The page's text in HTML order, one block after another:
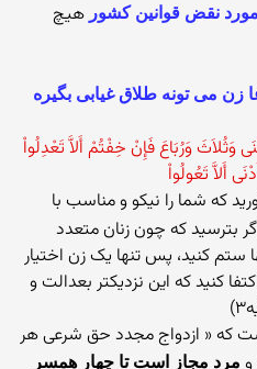
مورد نقض قوانین کشور هیچ
زن می تونه طلاق غیابی بگیره
وَثُلاَثَ وَرُبَاعَ فَإِنْ خِفْتُمْ أَلاَّ تَعْدِلُواْ
أَلاَّ تَعُولُواْ
که شما را نیکو و مناسب با
بترسید که چون زنان متعدد
ستم کنید، پس تنها یک زن اختیار
کنید که این نزدیکتر بعدالت و
که « ازدواج مجدد حق شرعی هر
مرد مجاز است تا چهار همسر